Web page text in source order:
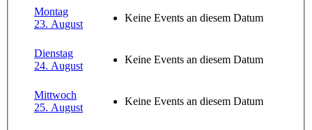
Montag
23. August
Keine Events an diesem Datum
Dienstag
24. August
Keine Events an diesem Datum
Mittwoch
25. August
Keine Events an diesem Datum